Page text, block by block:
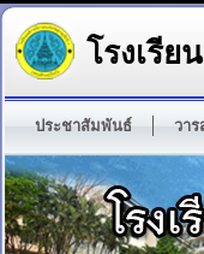
โรงเรี
ประชาสัมพันธ์ วาร